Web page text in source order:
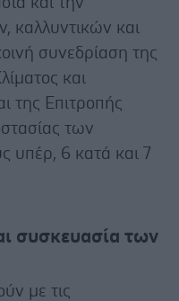
καλλυντικών και
συνεδρίαση της
και
της Επιτροπής
των
υπέρ, 6 κατά και 7
συσκευασία των
με τις